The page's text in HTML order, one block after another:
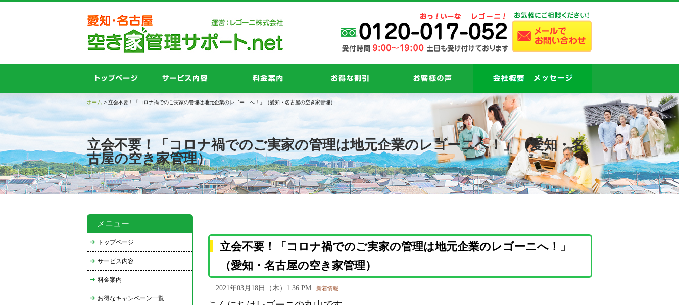
ホーム > 立会不要！「コロナ禍でのご実家の管理は地元企業のレゴーニへ！」（愛知・名古屋の空き家管理）
立会不要！「コロナ禍でのご実家の管理は地元企業のレゴーニへ！」（愛知・名
古屋の空き家管理）
立会不要！「コロナ禍でのご実家の管理は地元企業のレゴーニへ！」
（愛知・名古屋の空き家管理）
2021年03月18日（木）1:36 PM 新着情報
メニュー
トップページ
サービス内容
料金案内
お得なキャンペーン一覧